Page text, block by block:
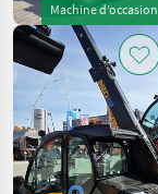
Machine d’occasion